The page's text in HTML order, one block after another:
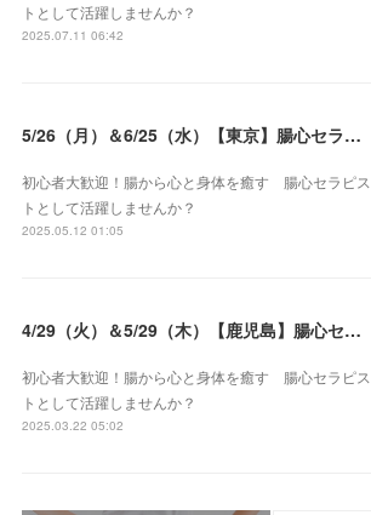
トとして活躍しませんか？
2025.07.11 06:42
5/26（月）＆6/25（水）【東京】腸心セラピスト養成コース《２日間コース》開講決定
初心者大歓迎！腸から心と身体を癒す 腸心セラピス
トとして活躍しませんか？
2025.05.12 01:05
4/29（火）＆5/29（木）【鹿児島】腸心セラピスト養成コース《２日間コース》開講決定
初心者大歓迎！腸から心と身体を癒す 腸心セラピス
トとして活躍しませんか？
2025.03.22 05:02